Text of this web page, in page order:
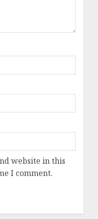
website in this
I comment.